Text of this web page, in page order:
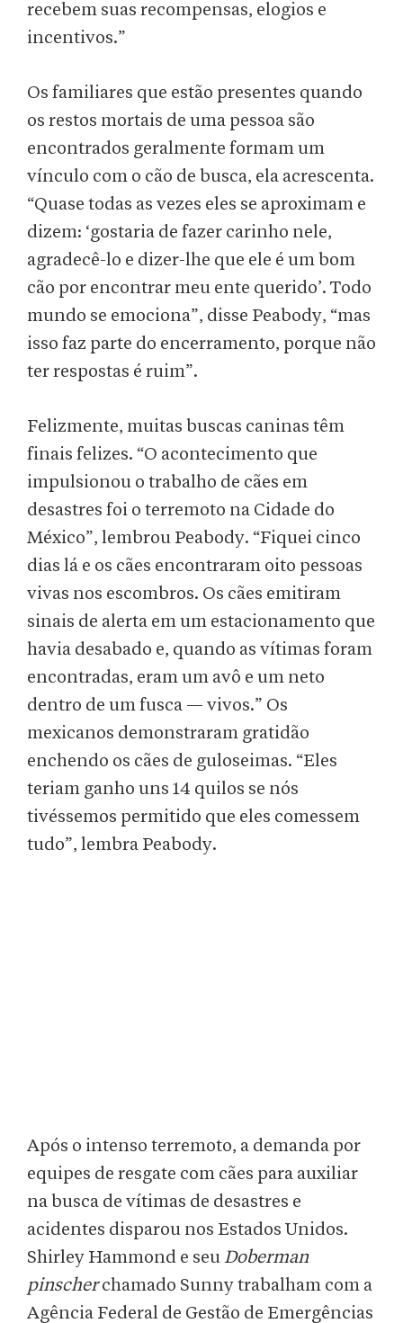
recebem suas recompensas, elogios e
incentivos.”
Os familiares que estão presentes quando
os restos mortais de uma pessoa são
encontrados geralmente formam um
vínculo com o cão de busca, ela acrescenta.
“Quase todas as vezes eles se aproximam e
dizem: ‘gostaria de fazer carinho nele,
agradecê-lo e dizer-lhe que ele é um bom
cão por encontrar meu ente querido’. Todo
mundo se emociona”, disse Peabody, “mas
isso faz parte do encerramento, porque não
ter respostas é ruim”.
Felizmente, muitas buscas caninas têm
finais felizes. “O acontecimento que
impulsionou o trabalho de cães em
desastres foi o terremoto na Cidade do
México”, lembrou Peabody. “Fiquei cinco
dias lá e os cães encontraram oito pessoas
vivas nos escombros. Os cães emitiram
sinais de alerta em um estacionamento que
havia desabado e, quando as vítimas foram
encontradas, eram um avô e um neto
dentro de um fusca — vivos.” Os
mexicanos demonstraram gratidão
enchendo os cães de guloseimas. “Eles
teriam ganho uns 14 quilos se nós
tivéssemos permitido que eles comessem
tudo”, lembra Peabody.
Após o intenso terremoto, a demanda por
equipes de resgate com cães para auxiliar
na busca de vítimas de desastres e
acidentes disparou nos Estados Unidos.
Shirley Hammond e seuDoberman
pinscherchamado Sunny trabalham com a
Agência Federal de Gestão de Emergências